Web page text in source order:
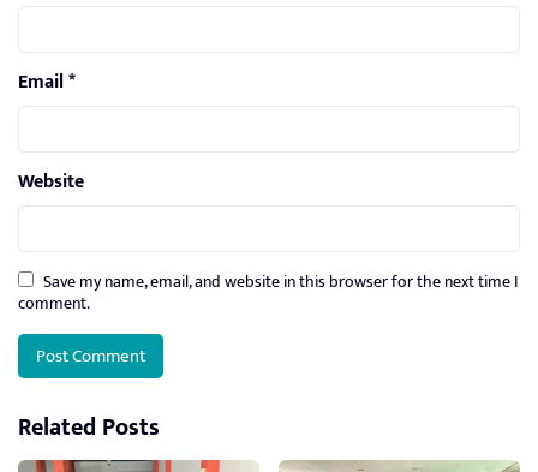
Email*
Website
Save my name, email, and website in this browser for the next time I
comment.
Related Posts